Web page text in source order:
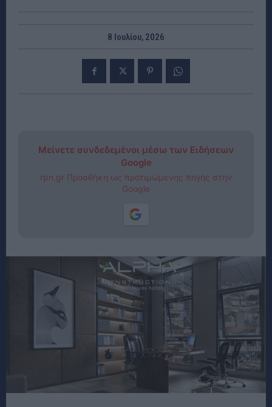
8 Ιουλίου, 2026
Μείνετε συνδεδεμένοι μέσω των Ειδήσεων
Google
rpn.gr Προσθήκη ως προτιμώμενης πηγής στην
Google